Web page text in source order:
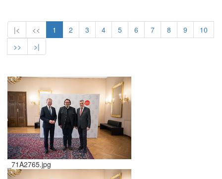
|< << 1 2 3 4 5 6 7 8 9
10
>>
>|
_71A2765.jpg